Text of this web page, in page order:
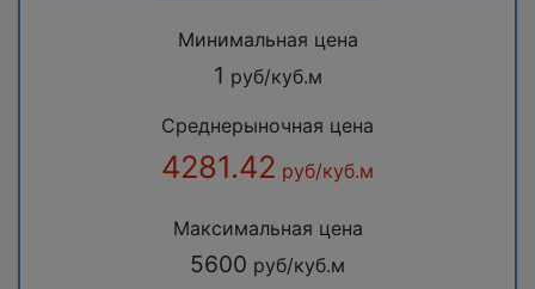
Минимальная цена
1 руб/куб.м
Среднерыночная цена
4281.42 руб/куб.м
Максимальная цена
5600 руб/куб.м